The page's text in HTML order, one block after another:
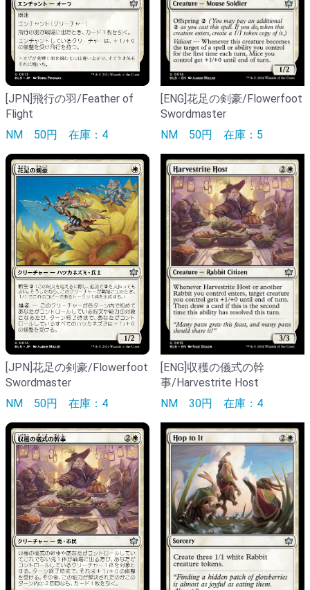
[JPN]飛行の羽/Feather of
Flight
NM 50円 在庫：4
[ENG]花足の剣豪/Flowerfoot
Swordmaster
NM 50円 在庫：5
[JPN]花足の剣豪/Flowerfoot
Swordmaster
NM 50円 在庫：4
[ENG]収穫の儀式の幹
事/Harvestrite Host
NM 30円 在庫：4